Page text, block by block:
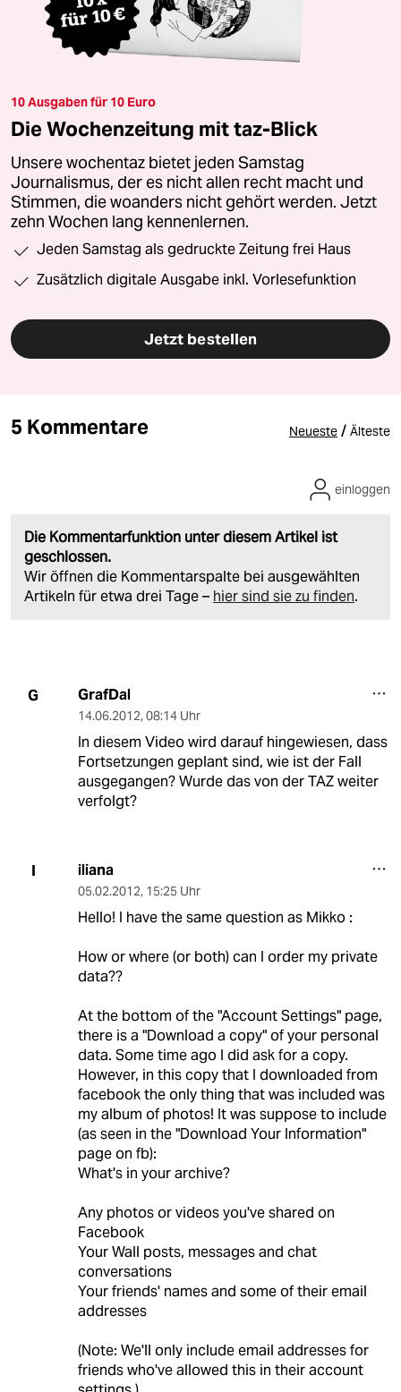
10 Ausgaben für 10 Euro
Die Wochenzeitung mit taz-Blick
Unsere wochentaz bietet jeden Samstag
Journalismus, der es nicht allen recht macht und
Stimmen, die woanders nicht gehört werden. Jetzt
zehn Wochen lang kennenlernen.
Jeden Samstag als gedruckte Zeitung frei Haus
Zusätzlich digitale Ausgabe inkl. Vorlesefunktion
Jetzt bestellen
5 Kommentare Neueste / Älteste
Die Kommentarfunktion unter diesem Artikel ist
geschlossen.
Wir öffnen die Kommentarspalte bei ausgewählten
Artikeln für etwa drei Tage – hier sind sie zu finden.
einloggen
G GrafDal
14.06.2012, 08:14 Uhr
In diesem Video wird darauf hingewiesen, dass
Fortsetzungen geplant sind, wie ist der Fall
ausgegangen? Wurde das von der TAZ weiter
verfolgt?
I iliana
05.02.2012, 15:25 Uhr
Hello! I have the same question as Mikko :
How or where (or both) can I order my private
data??
At the bottom of the "Account Settings" page,
there is a "Download a copy" of your personal
data. Some time ago I did ask for a copy.
However, in this copy that I downloaded from
facebook the only thing that was included was
my album of photos! It was suppose to include
(as seen in the "Download Your Information"
page on fb):
What's in your archive?
Any photos or videos you've shared on
Facebook
Your Wall posts, messages and chat
conversations
Your friends' names and some of their email
addresses
(Note: We'll only include email addresses for
friends who've allowed this in their account